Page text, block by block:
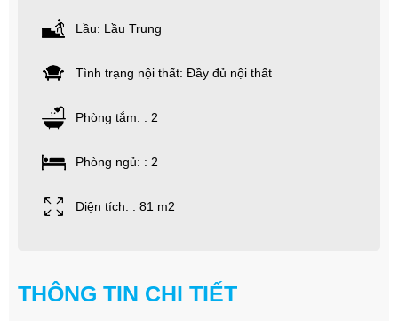
Lầu: Lầu Trung
Tình trạng nội thất: Đầy đủ nội thất
Phòng tắm: : 2
Phòng ngủ: : 2
Diện tích: : 81 m2
THÔNG TIN CHI TIẾT